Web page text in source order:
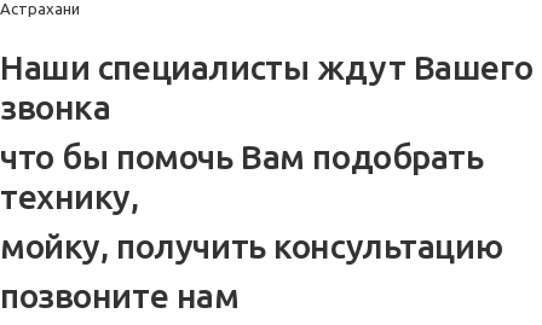
Наши специалисты ждут Вашего
звонка
что бы помочь Вам подобрать
технику,
мойку, получить консультацию
позвоните нам